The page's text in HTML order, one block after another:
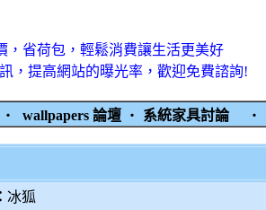
，省荷包，輕鬆消費讓生活更美好
，提高網站的曝光率，歡迎免費諮詢!
‧ wallpapers 論壇 ‧ 系統家具討論 ‧
冰狐